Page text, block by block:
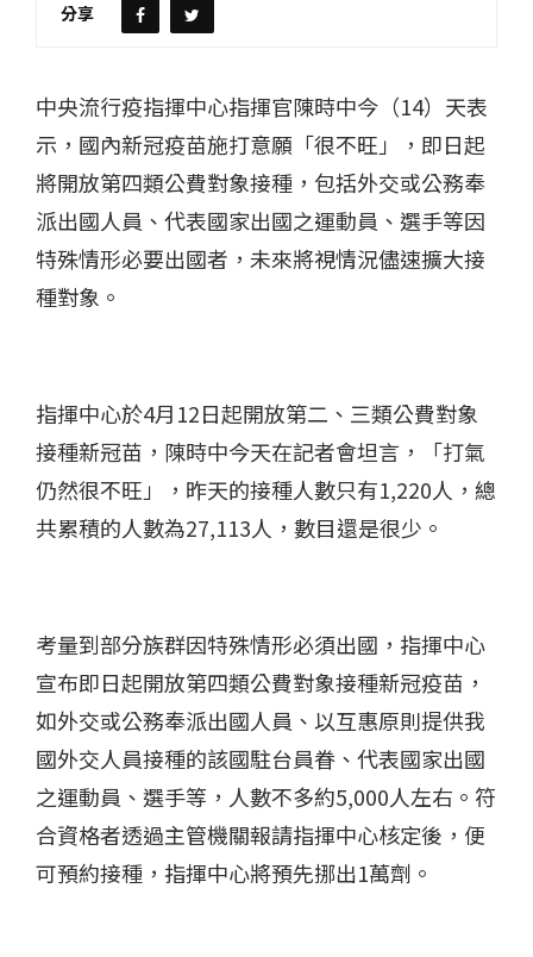
分享
中央流行疫指揮中心指揮官陳時中今（14）天表
示，國內新冠疫苗施打意願「很不旺」，即日起
將開放第四類公費對象接種，包括外交或公務奉
派出國人員、代表國家出國之運動員、選手等因
特殊情形必要出國者，未來將視情況儘速擴大接
種對象。
指揮中心於4月12日起開放第二、三類公費對象
接種新冠苗，陳時中今天在記者會坦言，「打氣
仍然很不旺」，昨天的接種人數只有1,220人，總
共累積的人數為27,113人，數目還是很少。
考量到部分族群因特殊情形必須出國，指揮中心
宣布即日起開放第四類公費對象接種新冠疫苗，
如外交或公務奉派出國人員、以互惠原則提供我
國外交人員接種的該國駐台員眷、代表國家出國
之運動員、選手等，人數不多約5,000人左右。符
合資格者透過主管機關報請指揮中心核定後，便
可預約接種，指揮中心將預先挪出1萬劑。